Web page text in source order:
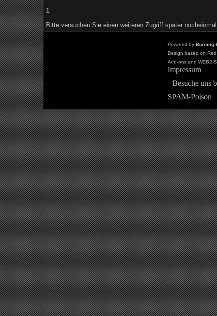
1
Bitte versuchen Sie einen weiteren Zugriff später
Powered by Burning
Design based on
Add-ons and WEB2-
Impressum
Besuche uns
SPAM-Poison